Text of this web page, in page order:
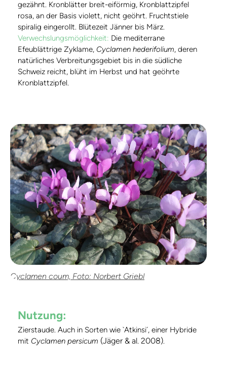
gezähnt. Kronblätter breit-eiförmig, Kronblattzipfel
rosa, an der Basis violett, nicht geöhrt. Fruchtstiele
spiralig eingerollt. Blütezeit Jänner bis März.
Verwechslungsmöglichkeit: Die mediterrane
Efeublättrige Zyklame, Cyclamen hederifolium, deren
natürliches Verbreitungsgebiet bis in die südliche
Schweiz reicht, blüht im Herbst und hat geöhrte
Kronblattzipfel.
Cyclamen coum, Foto: Norbert Griebl
Nutzung:
Zierstaude. Auch in Sorten wie `Atkinsi´, einer Hybride
mit Cyclamen persicum (Jäger & al. 2008).